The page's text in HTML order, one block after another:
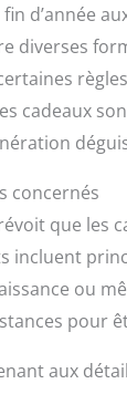
fin d’année
diverses
cadeaux
concernés
que les
incluent
ou
pour
aux